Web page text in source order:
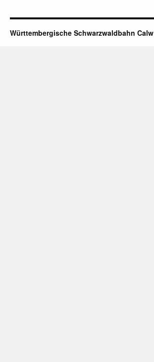
Württembergische Schwarzwaldbahn Calw